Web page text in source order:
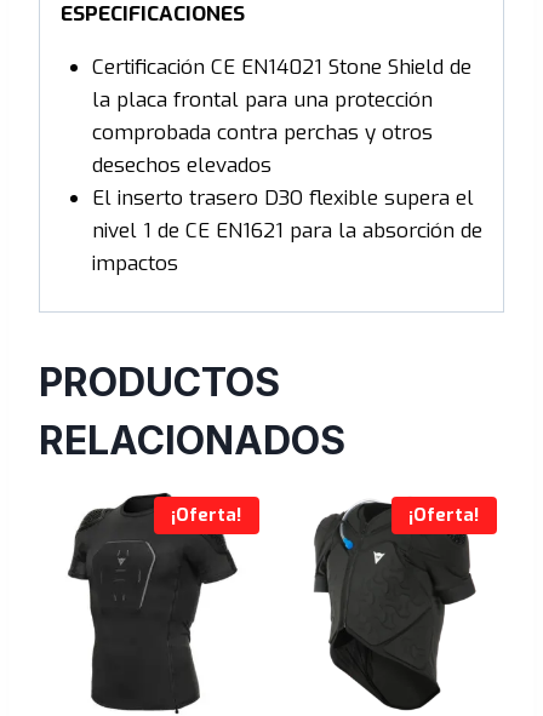
ESPECIFICACIONES
Certificación CE EN14021 Stone Shield de
la placa frontal para una protección
comprobada contra perchas y otros
desechos elevados
El inserto trasero D3O flexible supera el
nivel 1 de CE EN1621 para la absorción de
impactos
PRODUCTOS
RELACIONADOS
¡Oferta! ¡Oferta!